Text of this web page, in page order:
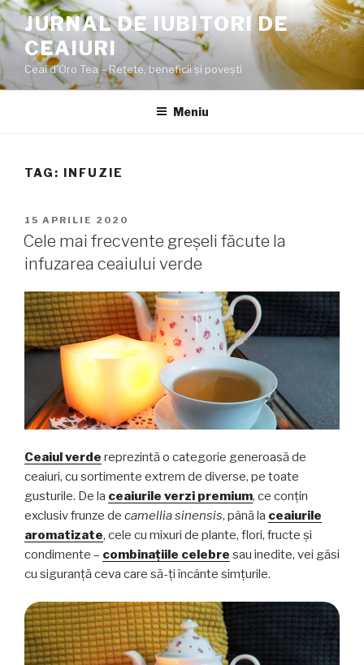
Sari
la
conținut
JURNAL DE IUBITORI DE
CEAIURI
Ceai d'Oro Tea – Rețete, beneficii şi poveşti
Meniu
TAG: INFUZIE
PUBLICAT
PE
15 APRILIE 2020
Cele mai frecvente greșeli făcute la
infuzarea ceaiului verde
Ceaiul verde reprezintă o categorie generoasă de
ceaiuri, cu sortimente extrem de diverse, pe toate
gusturile. De la ceaiurile verzi premium, ce conțin
exclusiv frunze de camellia sinensis, până la ceaiurile
aromatizate, cele cu mixuri de plante, flori, fructe și
condimente – combinațiile celebre sau inedite, vei găsi
cu siguranță ceva care să-ți încânte simțurile.